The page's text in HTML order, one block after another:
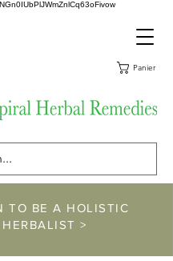
Panier
TO BE A HOLISTIC
HERBALIST >